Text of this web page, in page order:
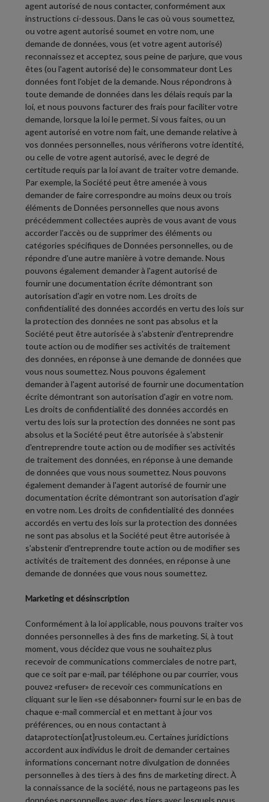
agent autorisé de nous contacter, conformément aux
instructions ci-dessous. Dans le cas où vous soumettez,
ou votre agent autorisé soumet en votre nom, une
demande de données, vous (et votre agent autorisé)
reconnaissez et acceptez, sous peine de parjure, que vous
êtes (ou l'agent autorisé de) le consommateur dont Les
données font l'objet de la demande. Nous répondrons à
toute demande de données dans les délais requis par la
loi, et nous pouvons facturer des frais pour faciliter votre
demande, lorsque la loi le permet. Si vous faites, ou un
agent autorisé en votre nom fait, une demande relative à
vos données personnelles, nous vérifierons votre identité,
ou celle de votre agent autorisé, avec le degré de
certitude requis par la loi avant de traiter votre demande.
Par exemple, la Société peut être amenée à vous
demander de faire correspondre au moins deux ou trois
éléments de Données personnelles que nous avons
précédemment collectées auprès de vous avant de vous
accorder l'accès ou de supprimer des éléments ou
catégories spécifiques de Données personnelles, ou de
répondre d'une autre manière à votre demande. Nous
pouvons également demander à l'agent autorisé de
fournir une documentation écrite démontrant son
autorisation d'agir en votre nom. Les droits de
confidentialité des données accordés en vertu des lois sur
la protection des données ne sont pas absolus et la
Société peut être autorisée à s'abstenir d'entreprendre
toute action ou de modifier ses activités de traitement
des données, en réponse à une demande de données que
vous nous soumettez. Nous pouvons également
demander à l'agent autorisé de fournir une documentation
écrite démontrant son autorisation d'agir en votre nom.
Les droits de confidentialité des données accordés en
vertu des lois sur la protection des données ne sont pas
absolus et la Société peut être autorisée à s'abstenir
d'entreprendre toute action ou de modifier ses activités
de traitement des données, en réponse à une demande
de données que vous nous soumettez. Nous pouvons
également demander à l'agent autorisé de fournir une
documentation écrite démontrant son autorisation d'agir
en votre nom. Les droits de confidentialité des données
accordés en vertu des lois sur la protection des données
ne sont pas absolus et la Société peut être autorisée à
s'abstenir d'entreprendre toute action ou de modifier ses
activités de traitement des données, en réponse à une
demande de données que vous nous soumettez.
Marketing et désinscription
Conformément à la loi applicable, nous pouvons traiter vos
données personnelles à des fins de marketing. Si, à tout
moment, vous décidez que vous ne souhaitez plus
recevoir de communications commerciales de notre part,
que ce soit par e-mail, par téléphone ou par courrier, vous
pouvez «refuser» de recevoir ces communications en
cliquant sur le lien «se désabonner» fourni sur le en bas de
chaque e-mail commercial et en mettant à jour vos
préférences, ou en nous contactant à
dataprotection[at]rustoleum.eu. Certaines juridictions
accordent aux individus le droit de demander certaines
informations concernant notre divulgation de données
personnelles à des tiers à des fins de marketing direct. À
la connaissance de la société, nous ne partageons pas les
données personnelles avec des tiers avec lesquels nous